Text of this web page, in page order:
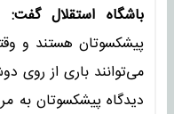
باشگاه استقلال گفت:
پیشکسوتان هستند و
می‌توانند باری از روی
دیدگاه پیشکسوتان به